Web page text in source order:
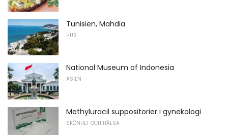
Tunisien, Mahdia
HUS
National Museum of Indonesia
ASIEN
Methyluracil suppositorier i gynekologi
SKÖNHET OCH HÄLSA